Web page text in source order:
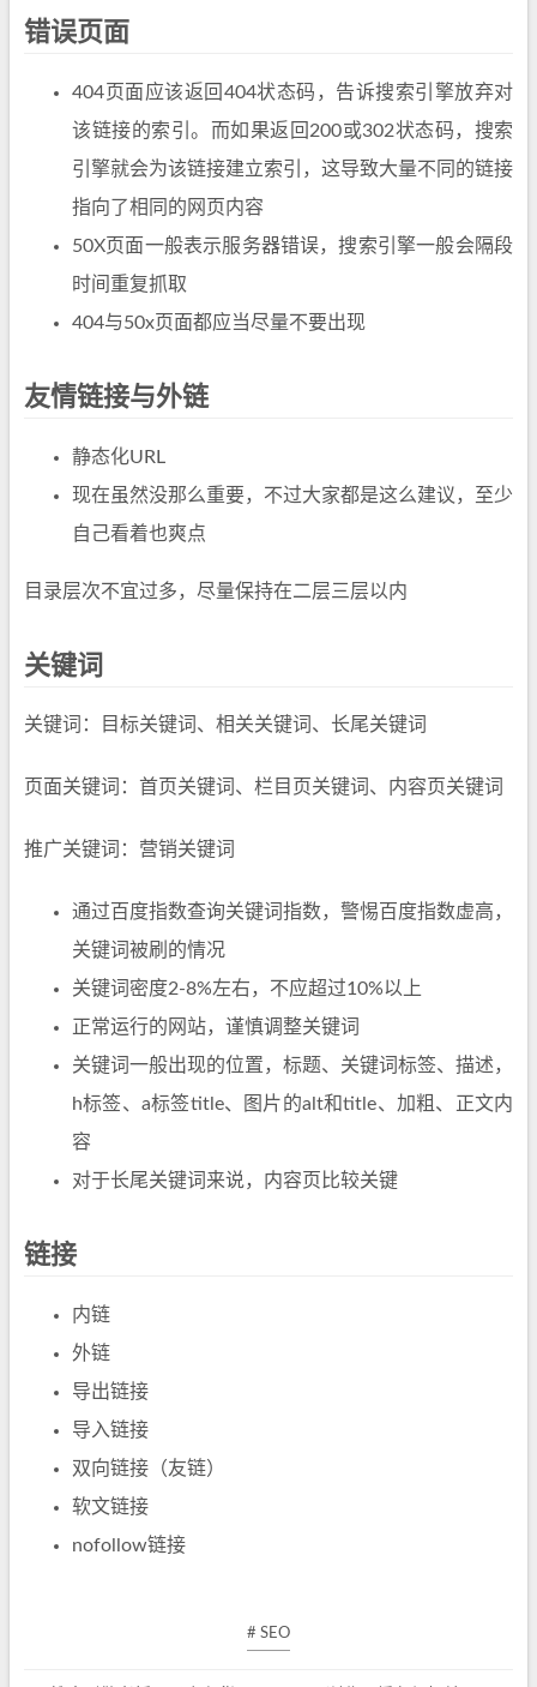
错误页面
404页面应该返回404状态码，告诉搜索引擎放弃对
该链接的索引。而如果返回200或302状态码，搜索
引擎就会为该链接建立索引，这导致大量不同的链接
指向了相同的网页内容
50X页面一般表示服务器错误，搜索引擎一般会隔段
时间重复抓取
404与50x页面都应当尽量不要出现
友情链接与外链
静态化URL
现在虽然没那么重要，不过大家都是这么建议，至少
自己看着也爽点
目录层次不宜过多，尽量保持在二层三层以内
关键词
关键词：目标关键词、相关关键词、长尾关键词
页面关键词：首页关键词、栏目页关键词、内容页关键词
推广关键词：营销关键词
通过百度指数查询关键词指数，警惕百度指数虚高，
关键词被刷的情况
关键词密度2-8%左右，不应超过10%以上
正常运行的网站，谨慎调整关键词
关键词一般出现的位置，标题、关键词标签、描述，
h标签、a标签title、图片的alt和title、加粗、正文内
容
对于长尾关键词来说，内容页比较关键
链接
内链
外链
导出链接
导入链接
双向链接（友链）
软文链接
nofollow链接
# SEO